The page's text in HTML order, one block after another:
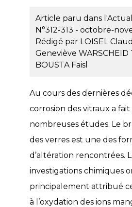
Article paru dans
N°312-313 - octobre-
Rédigé par LOISEL
Geneviève WARSCHEID
BOUSTA Faisl
Au cours des dernières
corrosion des vitraux a fait
nombreuses études. Le
des verres est une des
d’altération rencontrées.
investigations chimiques
principalement attribué
à l’oxydation des ions